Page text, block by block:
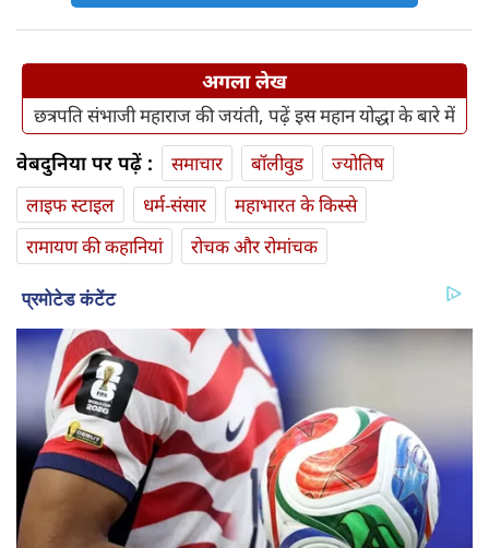
अगला लेख
छत्रपति संभाजी महाराज की जयंती, पढ़ें इस महान योद्धा के बारे में
वेबदुनिया पर पढ़ें : समाचार बॉलीवुड
ज्योतिष
लाइफ स्‍टाइल
धर्म-संसार
महाभारत के किस्से
रामायण की कहानियां
रोचक और रोमांचक